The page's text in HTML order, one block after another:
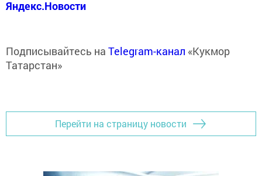
Яндекс.Новости
Подписывайтесь на Telegram-канал «Кукмор
Татарстан»
Перейти на страницу новости